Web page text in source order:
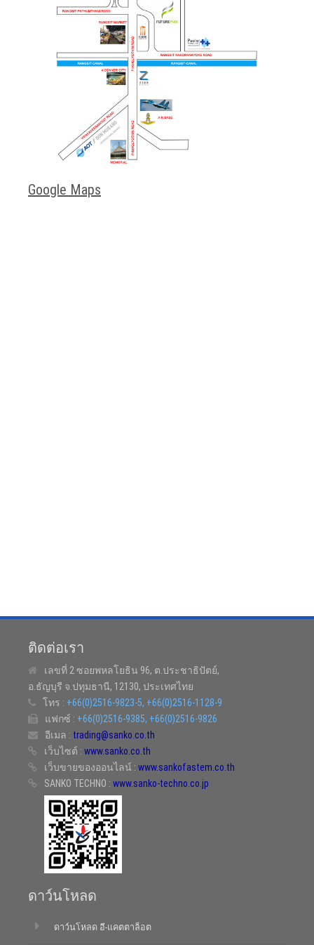
Google Maps
ติดต่อเรา
เลขที่ 2 ซอยพหลโยธิน 96, ต.ประชาธิปัตย์,
อ.ธัญบุรี จ.ปทุมธานี, 12130, ประเทศไทย
โทร : +66(0)2516-9823-5, +66(0)2516-1128-9
แฟกซ์ : +66(0)2516-9385, +66(0)2516-9826
อีเมล : trading@sanko.co.th
เว็บไซต์ : www.sanko.co.th
เว็บขายของออนไลน์ : www.sankofastem.co.th
SANKO TECHNO : www.sanko-techno.co.jp
ดาว์นโหลด
ดาว์นโหลด อี-แคตตาล็อต